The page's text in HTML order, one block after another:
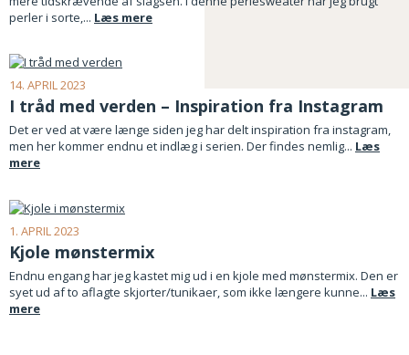
perler i sorte,... Læs mere
14. APRIL 2023
I tråd med verden – Inspiration fra Instagram
Det er ved at være længe siden jeg har delt inspiration fra instagram,
men her kommer endnu et indlæg i serien. Der findes nemlig... Læs
mere
1. APRIL 2023
Kjole mønstermix
Endnu engang har jeg kastet mig ud i en kjole med mønstermix. Den er
syet ud af to aflagte skjorter/tunikaer, som ikke længere kunne... Læs
mere